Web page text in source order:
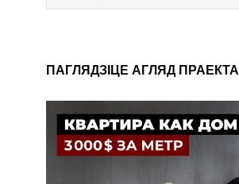
ПАГЛЯДЗІЦЕ АГЛЯД ПРАЕКТА